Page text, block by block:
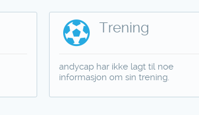
Trening
andycap har ikke lagt til noe
informasjon om sin trening.